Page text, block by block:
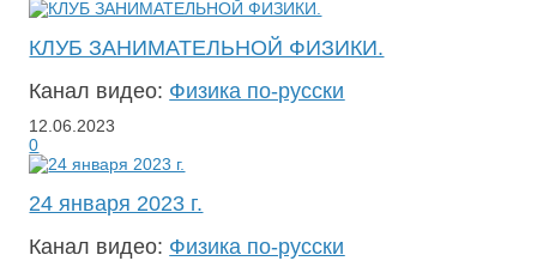
КЛУБ ЗАНИМАТЕЛЬНОЙ ФИЗИКИ.
Канал видео: Физика по-русски
12.06.2023
0
24 января 2023 г.
Канал видео: Физика по-русски